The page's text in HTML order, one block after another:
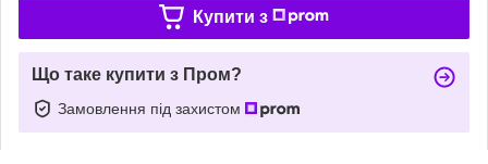
Купити з
Що таке купити з Пром?
Замовлення під захистом